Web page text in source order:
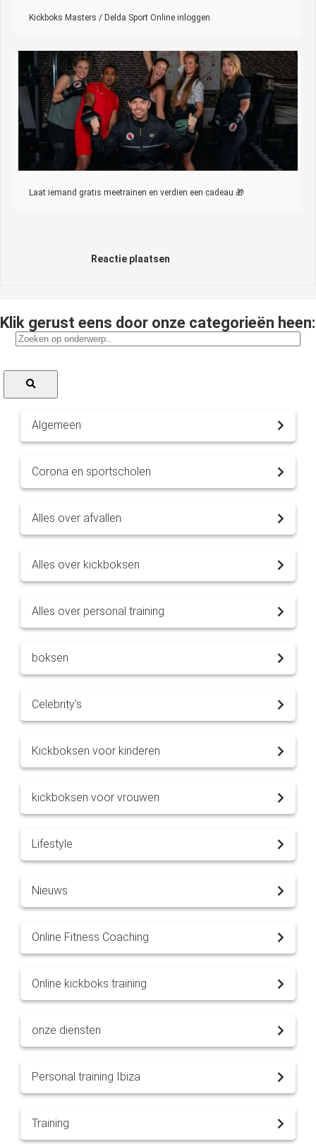
Kickboks Masters / Delda Sport Online inloggen
Laat iemand gratis meetrainen en verdien een cadeau 🎁
Reactie plaatsen
Klik gerust eens door onze categorieën heen:
Algemeen
Corona en sportscholen
Alles over afvallen
Alles over kickboksen
Alles over personal training
boksen
Celebrity's
Kickboksen voor kinderen
kickboksen voor vrouwen
Lifestyle
Nieuws
Online Fitness Coaching
Online kickboks training
onze diensten
Personal training Ibiza
Training